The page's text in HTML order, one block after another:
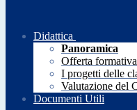
Didattica
Panoramica
Offerta formativa
I progetti delle
Valutazione del
Documenti Utili